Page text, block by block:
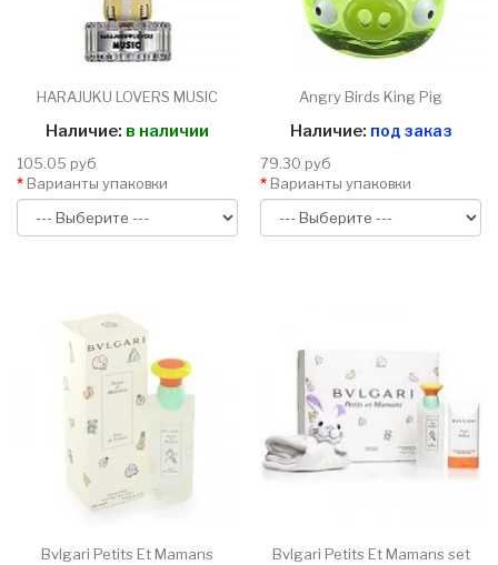
HARAJUKU LOVERS MUSIC
Наличие: в наличии
105.05 руб
Варианты упаковки
Angry Birds King Pig
Наличие: под заказ
79.30 руб
Варианты упаковки
Bvlgari Petits Et Mamans
Bvlgari Petits Et Mamans set